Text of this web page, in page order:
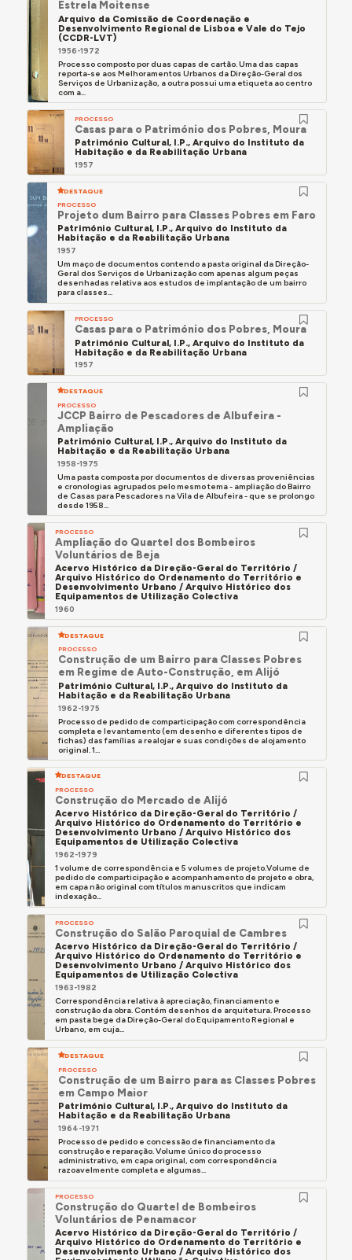
Estrela Moitense
Arquivo da Comissão de Coordenação e
Desenvolvimento Regional de Lisboa e Vale do Tejo
(CCDR-LVT)
1956-1972
Processo composto por duas capas de cartão. Uma das capas
reporta-se aos Melhoramentos Urbanos da Direção-Geral dos
Serviços de Urbanização, a outra possui uma etiqueta ao centro
com a...
PROCESSO
Casas para o Património dos Pobres, Moura
Património Cultural, I.P., Arquivo do Instituto da
Habitação e da Reabilitação Urbana
1957
DESTAQUE
PROCESSO
Projeto dum Bairro para Classes Pobres em Faro
Património Cultural, I.P., Arquivo do Instituto da
Habitação e da Reabilitação Urbana
1957
Um maço de documentos contendo a pasta original da Direção-
Geral dos Serviços de Urbanização com apenas algum peças
desenhadas relativa aos estudos de implantação de um bairro
para classes...
PROCESSO
Casas para o Património dos Pobres, Moura
Património Cultural, I.P., Arquivo do Instituto da
Habitação e da Reabilitação Urbana
1957
DESTAQUE
PROCESSO
JCCP Bairro de Pescadores de Albufeira -
Ampliação
Património Cultural, I.P., Arquivo do Instituto da
Habitação e da Reabilitação Urbana
1958-1975
Uma pasta composta por documentos de diversas proveniências
e cronologias agrupados pelo mesmo tema - ampliação do Bairro
de Casas para Pescadores na Vila de Albufeira - que se prolongo
desde 1958...
PROCESSO
Ampliação do Quartel dos Bombeiros
Voluntários de Beja
Acervo Histórico da Direção-Geral do Território /
Arquivo Histórico do Ordenamento do Território e
Desenvolvimento Urbano / Arquivo Histórico dos
Equipamentos de Utilização Colectiva
1960
DESTAQUE
PROCESSO
Construção de um Bairro para Classes Pobres
em Regime de Auto-Construção, em Alijó
Património Cultural, I.P., Arquivo do Instituto da
Habitação e da Reabilitação Urbana
1962-1975
Processo de pedido de comparticipação com correspondência
completa e levantamento (em desenho e diferentes tipos de
fichas) das famílias a realojar e suas condições de alojamento
original. 1...
DESTAQUE
PROCESSO
Construção do Mercado de Alijó
Acervo Histórico da Direção-Geral do Território /
Arquivo Histórico do Ordenamento do Território e
Desenvolvimento Urbano / Arquivo Histórico dos
Equipamentos de Utilização Colectiva
1962-1979
1 volume de correspondência e 5 volumes de projeto.Volume de
pedido de comparticipação e acompanhamento de projeto e obra,
em capa não original com títulos manuscritos que indicam
indexação...
PROCESSO
Construção do Salão Paroquial de Cambres
Acervo Histórico da Direção-Geral do Território /
Arquivo Histórico do Ordenamento do Território e
Desenvolvimento Urbano / Arquivo Histórico dos
Equipamentos de Utilização Colectiva
1963-1982
Correspondência relativa à apreciação, financiamento e
construção da obra. Contém desenhos de arquitetura. Processo
em pasta bege da Direção-Geral do Equipamento Regional e
Urbano, em cuja...
DESTAQUE
PROCESSO
Construção de um Bairro para as Classes Pobres
em Campo Maior
Património Cultural, I.P., Arquivo do Instituto da
Habitação e da Reabilitação Urbana
1964-1971
Processo de pedido e concessão de financiamento da
construção e reparação. Volume único do processo
administrativo, em capa original, com correspondência
razoavelmente completa e algumas...
PROCESSO
Construção do Quartel de Bombeiros
Voluntários de Penamacor
Acervo Histórico da Direção-Geral do Território /
Arquivo Histórico do Ordenamento do Território e
Desenvolvimento Urbano / Arquivo Histórico dos